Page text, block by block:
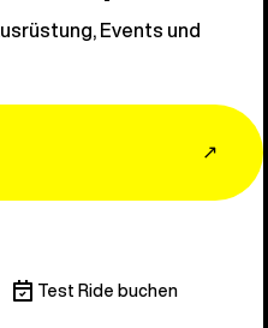
Events und
↗
Test Ride buchen